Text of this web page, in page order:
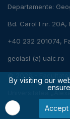
Departamente:
Bd. Carol I nr.
+40 232 201074,
geoiasi (a) uaic.ro
© 2026 -
Universitatea
By visiting our
Accept